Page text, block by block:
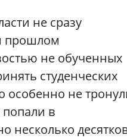
не сразу
прошлом
не обученных
студенческих
особенно не
в
несколько